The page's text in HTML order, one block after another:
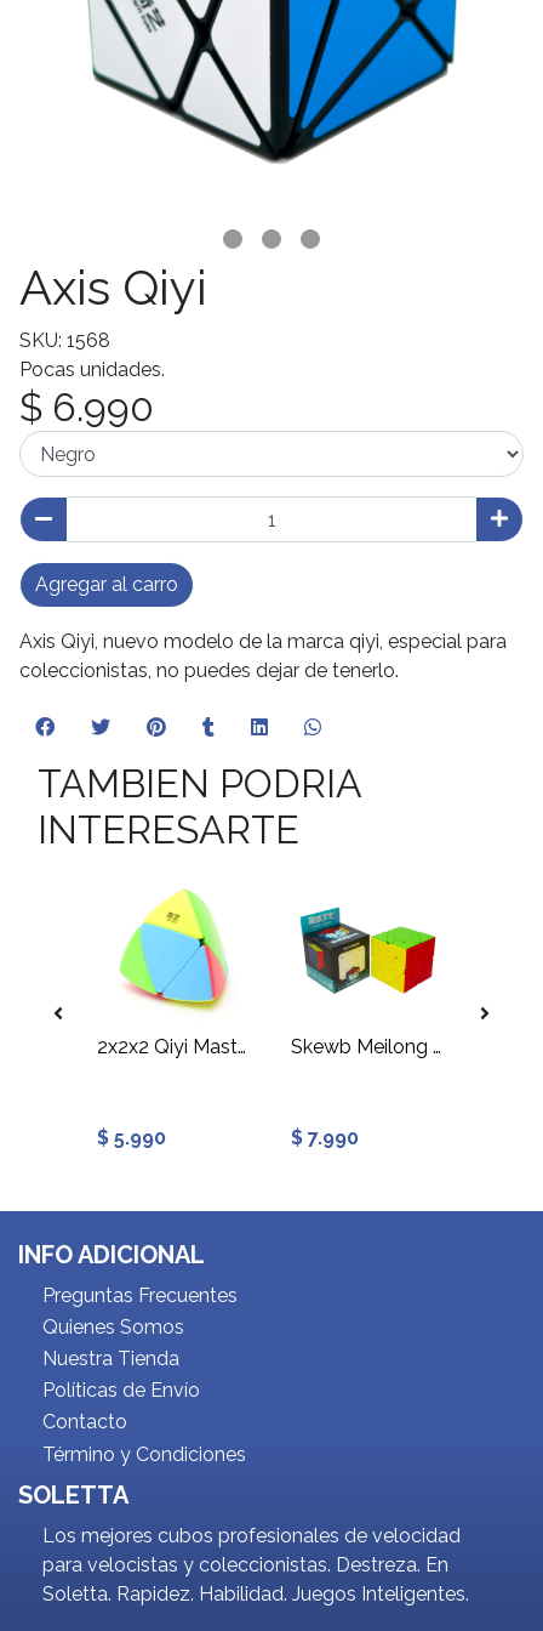
Axis Qiyi
SKU: 1568
Pocas unidades.
$ 6.990
Agregar al carro
Axis Qiyi, nuevo modelo de la marca qiyi, especial para
coleccionistas, no puedes dejar de tenerlo.
TAMBIEN PODRIA
INTERESARTE
2x2x2 Qiyi Mastermorphix
$ 5.990
Skewb Meilong Mixup III
$ 7.990
INFO ADICIONAL
Preguntas Frecuentes
Quienes Somos
Nuestra Tienda
Políticas de Envío
Contacto
Término y Condiciones
SOLETTA
Los mejores cubos profesionales de velocidad
para velocistas y coleccionistas. Destreza. En
Soletta. Rapidez. Habilidad. Juegos Inteligentes.